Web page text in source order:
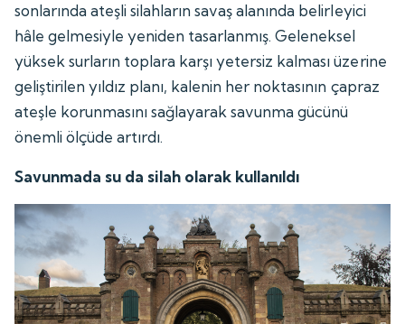
sonlarında ateşli silahların savaş alanında belirleyici
hâle gelmesiyle yeniden tasarlanmış. Geleneksel
yüksek surların toplara karşı yetersiz kalması üzerine
geliştirilen yıldız planı, kalenin her noktasının çapraz
ateşle korunmasını sağlayarak savunma gücünü
önemli ölçüde artırdı.
Savunmada su da silah olarak kullanıldı